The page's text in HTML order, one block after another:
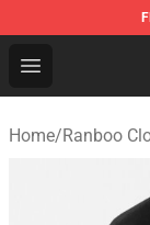
Open menu
Ranboo
Home/Ranboo